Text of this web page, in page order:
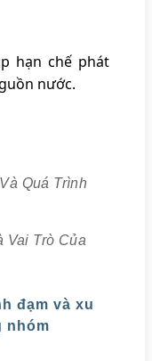
hạn chế phát
nước.
Quá Trình
Vai Trò Của
đạm và xu
nhóm